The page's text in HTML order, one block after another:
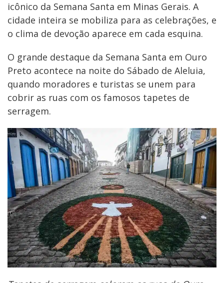
icônico da Semana Santa em Minas Gerais. A
cidade inteira se mobiliza para as celebrações, e
o clima de devoção aparece em cada esquina.
O grande destaque da Semana Santa em Ouro
Preto acontece na noite do Sábado de Aleluia,
quando moradores e turistas se unem para
cobrir as ruas com os famosos tapetes de
serragem.